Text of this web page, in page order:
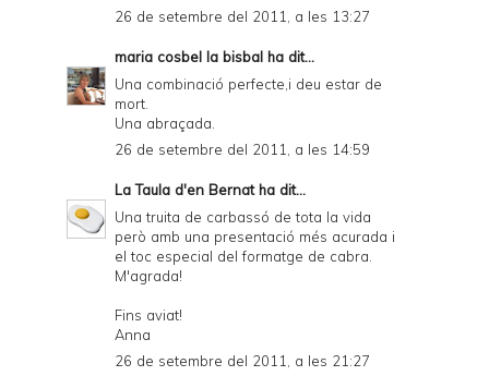
26 de setembre del 2011, a les 13:27
maria cosbel la bisbal ha dit...
Una combinació perfecte,i deu estar de
mort.
Una abraçada.
26 de setembre del 2011, a les 14:59
La Taula d'en Bernatha dit...
Una truita de carbassó de tota la vida
però amb una presentació més acurada i
el toc especial del formatge de cabra.
M'agrada!
Fins aviat!
Anna
26 de setembre del 2011, a les 21:27